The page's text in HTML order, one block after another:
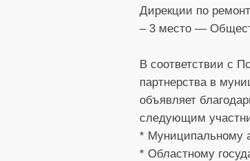
Дирекции по
– 3 место —
В соответствии с
партнерства в
объявляет
следующим
* Муниципальному
* Областному